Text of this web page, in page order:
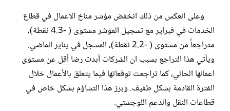
وعلى العكس من ذلك انخفض مؤشر مناخ الاعمال في قطاع
الخدمات في فبراير مع تسجيل المؤشر مستوى ( -4.3 نقطة)،
متراجعاً من مستوى ( -2.2 نقطة)، المسجل في يناير الماضي.
ويأتي هذا التراجع بسبب ان الشركات أبدت رضا أقل عن مستوى
اعمالها الحالي، كما تراجعت توقعاتها فيما يتعلق بالأعمال خلال
الفترة القادمة بشكل طفيف. وبرز هذا التشاؤم بشكل خاص في
قطاعات النقل والدعم اللوجستي.